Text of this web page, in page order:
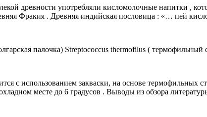
древности употребляли кисломолочные напитки ,
Фракия . Древняя индийская пословица : «… пей
палочка) Streptococcus thermofilus (
с использованием закваски, на основе термофильных
месте до 6 градусов . Выводы из обзора